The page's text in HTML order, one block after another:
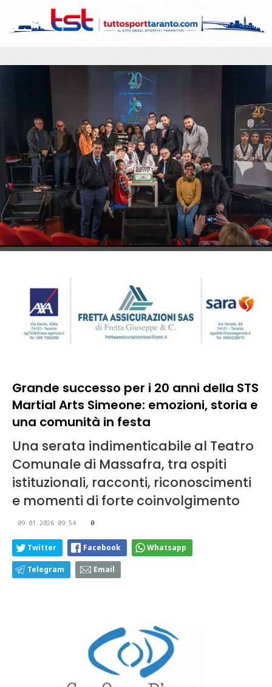
Grande successo per i 20 anni della STS
Martial Arts Simeone: emozioni, storia e
una comunità in festa
Una serata indimenticabile al Teatro
Comunale di Massafra, tra ospiti
istituzionali, racconti, riconoscimenti
e momenti di forte coinvolgimento
09.01.2026 09:54 0
Twitter Facebook Whatsapp
Telegram Email